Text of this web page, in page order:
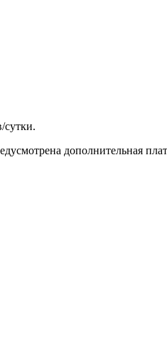
сутки.
дополнительная